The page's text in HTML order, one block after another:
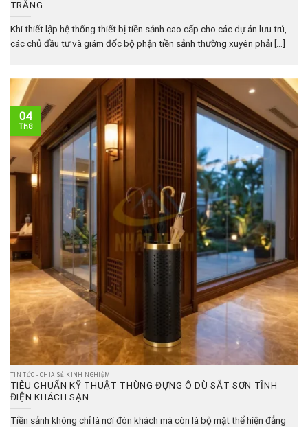
TRẮNG
Khi thiết lập hệ thống thiết bị tiền sảnh cao cấp cho các dự án lưu trú,
các chủ đầu tư và giám đốc bộ phận tiền sảnh thường xuyên phải [...]
TIN TỨC - CHIA SẺ KINH NGHIỆM
TIÊU CHUẨN KỸ THUẬT THÙNG ĐỰNG Ô DÙ SẮT SƠN TĨNH
ĐIỆN KHÁCH SẠN
Tiền sảnh không chỉ là nơi đón khách mà còn là bộ mặt thể hiện đẳng
04
Th8